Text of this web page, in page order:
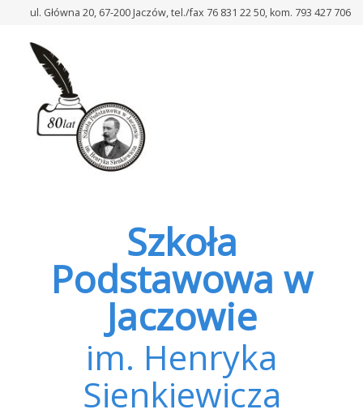
Podstawowej
Henryka
ul. Główna 20, 67-200 Jaczów, tel./fax 76 831 22 50, kom. 793 427 706
Szkoła
Podstawowa w
Jaczowie
im. Henryka
Sienkiewicza